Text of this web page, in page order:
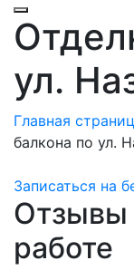
ул.
Главная
балкона по ул.
Записаться на
Отзывы
работе